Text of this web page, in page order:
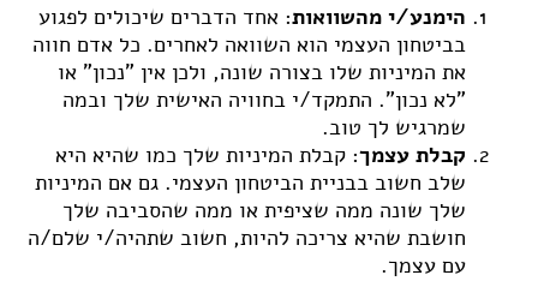
הימנע/י מהשוואות: אחד הדברים שיכולים לפגוע
בביטחון העצמי הוא השוואה לאחרים. כל אדם חווה
את המיניות שלו בצורה שונה, ולכן אין "נכון" או
"לא נכון". התמקד/י בחוויה האישית שלך ובמה
שמרגיש לך טוב.
קבלת עצמך: קבלת המיניות שלך כמו שהיא היא
שלב חשוב בבניית הביטחון העצמי. גם אם המיניות
שלך שונה ממה שציפית או ממה שהסביבה שלך
חושבת שהיא צריכה להיות, חשוב שתהיה/י שלם/ה
עם עצמך.